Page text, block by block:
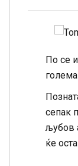
По се
сепак
љубов
ќе